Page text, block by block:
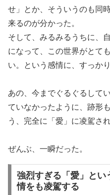
せ」とか、そういうのも同
来るのが分かった。
そして、みるみるうちに、
になって、この世界がとて
い。という感情に、すっか
あの、今までぐるぐるして
ていなかったように、跡形
う、完全に「愛」に凌駕さ
ぜんぶ、一瞬だった。
強烈すぎる「愛」とい
情をも凌駕する